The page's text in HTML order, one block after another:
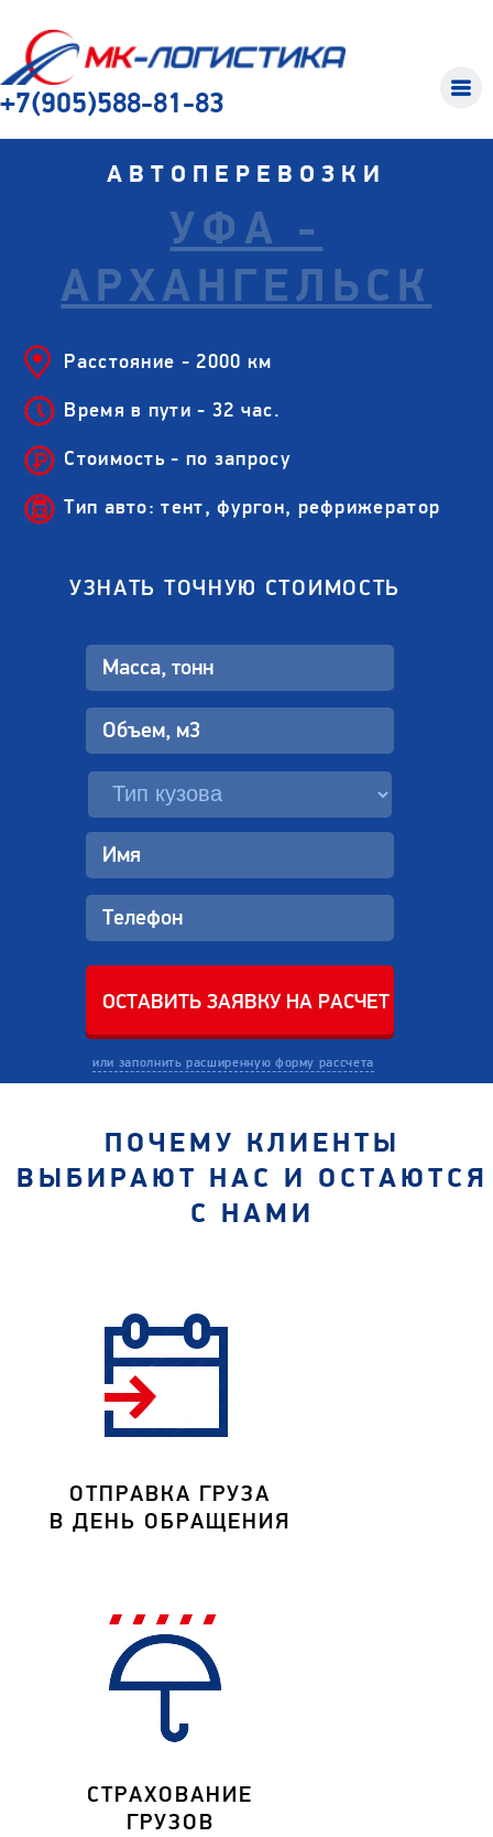
+7(905)588-81-83
АВТОПЕРЕВОЗКИ
УФА -
АРХАНГЕЛЬСК
Расстояние - 2000 км
Время в пути - 32 час.
Стоимость - по запросу
Тип авто: тент, фургон, рефрижератор
УЗНАТЬ ТОЧНУЮ СТОИМОСТЬ
или заполнить расширенную форму рассчета
ПОЧЕМУ КЛИЕНТЫ
ВЫБИРАЮТ НАС И ОСТАЮТСЯ
С НАМИ
ОТПРАВКА ГРУЗА
В ДЕНЬ ОБРАЩЕНИЯ
СТРАХОВАНИЕ
ГРУЗОВ